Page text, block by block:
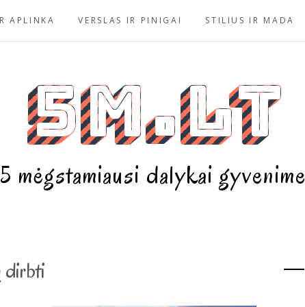
APLINKA VERSLAS IR PINIGAI STILIUS IR MADA
5m.lt
5 mėgstamiausi dalykai gyvenime
dirbti